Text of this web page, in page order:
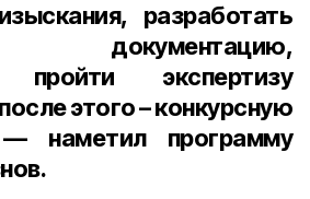
разработать
документацию,
пройти экспертизу
этого – конкурсную
— наметил программу